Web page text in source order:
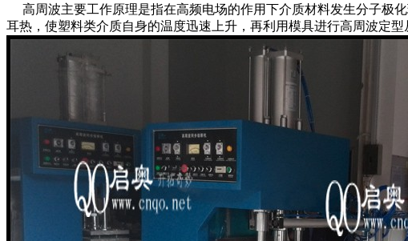
高周波主要工作原理是指在高频电场的作用下介质材料发生分子极
耳热，使塑料类介质自身的温度迅速上升，再利用模具进行高周波定